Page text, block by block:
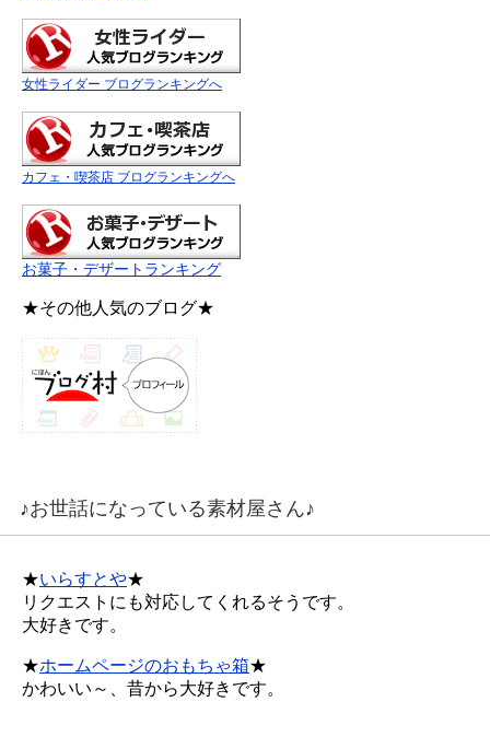
女性ライダー ブログランキングへ
カフェ・喫茶店 ブログランキングへ
お菓子・デザートランキング
★その他人気のブログ★
♪お世話になっている素材屋さん♪
★いらすとや★
リクエストにも対応してくれるそうです。
大好きです。
★ホームページのおもちゃ箱★
かわいい～、昔から大好きです。